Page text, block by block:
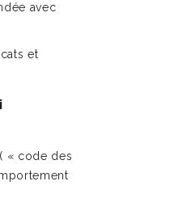
avec
et
( « code des